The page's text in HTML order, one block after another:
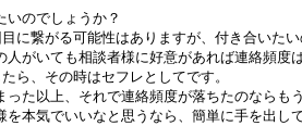
いのでしょうか？
に繋がる可能性はありますが、付き合いた
人がいても相談者様に好意があれば連絡頻度
ら、その時はセフレとしてです。
った以上、それで連絡頻度が落ちたのなら
を本気でいいなと思うなら、簡単に手を出し